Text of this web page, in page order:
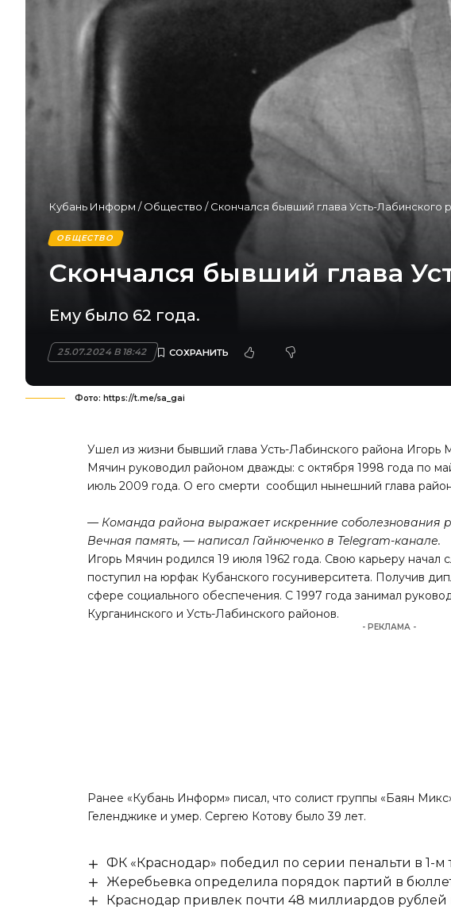
Кубань Информ /Общество /Скончался бывший глава Усть-Лабинского
ОБЩЕСТВО
Скончался бывший глава
Ему было 62 года.
25.07.2024 В 18:42
Фото: https://t.me/sa_gai
Ушел из жизни бывший глава Усть-Лабинского района Игорь
Мячин руководил районом дважды: с октября 1998 года по
июль 2009 года. О его смерти сообщил нынешний глава
— Команда района выражает искренние соболезнования
Вечная память, — написал Гайнюченко в Telegram-канале.
Игорь Мячин родился 19 июля 1962 года. Свою карьеру
поступил на юрфак Кубанского госуниверситета. Получив
сфере социального обеспечения. С 1997 года занимал
Курганинского и Усть-Лабинского районов.
- РЕКЛАМА -
Ранее «Кубань Информ» писал, что солист группы «Баян
Геленджике и умер. Сергею Котову было 39 лет.
ФК «Краснодар» победил по серии пенальти в 1-
Жеребьевка определила порядок партий в
Краснодар привлек почти 48 миллиардов рублей